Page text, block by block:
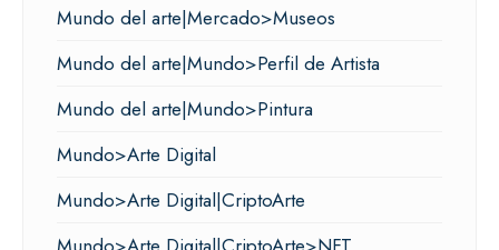
Mundo del arte|Mercado>Museos
Mundo del arte|Mundo>Perfil de Artista
Mundo del arte|Mundo>Pintura
Mundo>Arte Digital
Mundo>Arte Digital|CriptoArte